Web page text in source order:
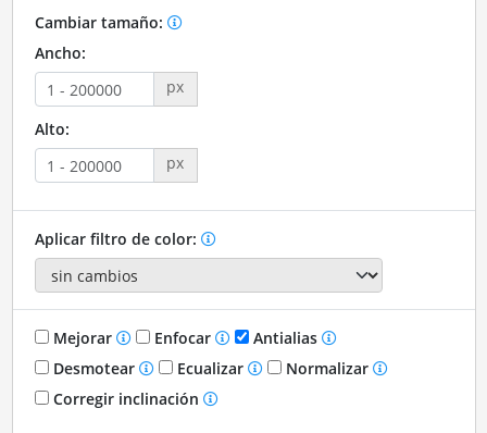
Cambiar tamaño:
Ancho:
px
Alto:
px
Aplicar filtro de color:
Mejorar Enfocar
Antialias
Desmotear
Ecualizar
Normalizar
Corregir inclinación